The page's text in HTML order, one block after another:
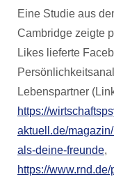
Eine Studie aus
Cambridge zeigte
Likes lieferte
Lebenspartner
https://
aktuell.de/
als-deine-freunde,
https://